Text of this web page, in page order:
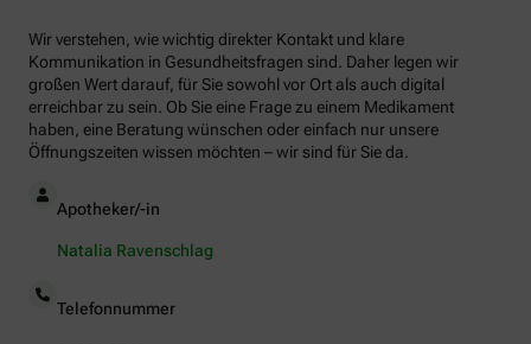
Wir verstehen, wie wichtig direkter Kontakt und klare
Kommunikation in Gesundheitsfragen sind. Daher legen wir
großen Wert darauf, für Sie sowohl vor Ort als auch digital
erreichbar zu sein. Ob Sie eine Frage zu einem Medikament
haben, eine Beratung wünschen oder einfach nur unsere
Öffnungszeiten wissen möchten – wir sind für Sie da.
Apotheker/-in
Natalia Ravenschlag
Telefonnummer